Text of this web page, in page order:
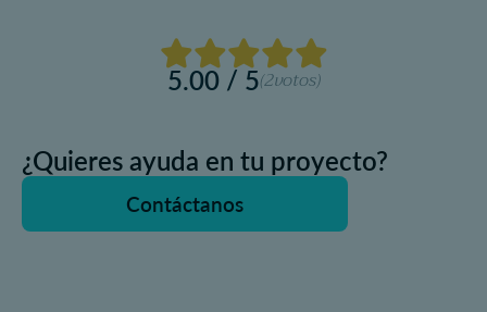
5.00 / 5(2votos)
¿Quieres ayuda en tu proyecto?
Contáctanos